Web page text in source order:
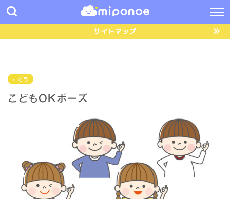
サイトマップ
こども
こどもOKポーズ